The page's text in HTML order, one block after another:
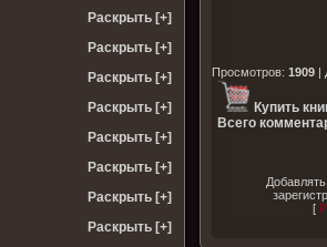
Раскрыть [+]
Раскрыть [+]
Раскрыть [+]
Раскрыть [+]
Раскрыть [+]
Раскрыть [+]
Раскрыть [+]
Раскрыть [+]
Просмотров:1909 |
Купить
Всего
[